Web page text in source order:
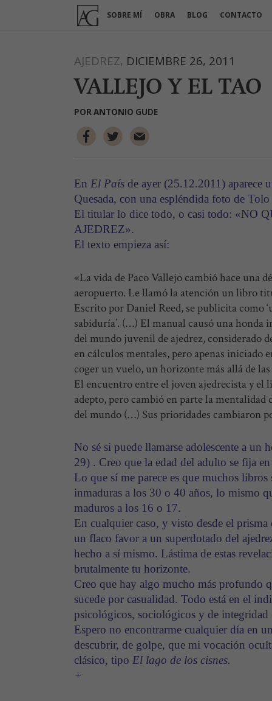
SOBRE MÍ OBRA BLOG CONTACTO
AJEDREZ, DICIEMBRE 26, 2011
VALLEJO Y EL TAO
PORANTONIO GUDE
En El País de ayer (25.12.2011) aparece
Quesada, con una espléndida foto de
El titular lo dice todo, o casi todo: «NO
AJEDREZ».
El texto empieza así:
«La vida de Paco Vallejo cambió hace una
aeropuerto. Le llamó la atención un libro
Escrito por Daniel Reed, se publicita como
sabiduría’. (…) El manual causó una honda
del mundo juvenil de ajedrez, considerado
en cálculos mentales, pero apenas iniciado
coger un vuelo, un horizonte más allá de
El encuentro entre el joven ajedrecista y el
adepto, pero cambió en parte la
del mundo (…) Sus prioridades cambiaron
No sé si puede llamarse adolescente a un
29) . Creo que la edad del adulto se fija
Lo que sí me parece es que muchos
inmaduras a los 30 o 40 años, lo mismo
maduros a los 16 o 17.
En cualquier caso, y visto desde el
un flaco favor a un superdotado del
hecho a sí mismo. Lástima de estas
brutalmente tu horizonte.
Creo que hay algo mucho más profundo
sucede por casualidad. Todo está en el
psicológicos, sociológicos y de
Espero no encontrarme cualquier día en
descubrir, de golpe, que mi vocación
clásico, tipo El lago de los cisnes.
+